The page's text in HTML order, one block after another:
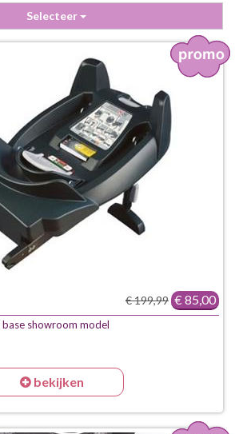
Selecteer
€ 199,99 € 85,00
showroom model
bekijken